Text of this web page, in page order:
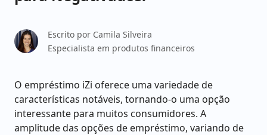
Escrito por Camila Silveira
Especialista em produtos financeiros
O empréstimo iZi oferece uma variedade de
características notáveis, tornando-o uma opção
interessante para muitos consumidores. A
amplitude das opções de empréstimo, variando de